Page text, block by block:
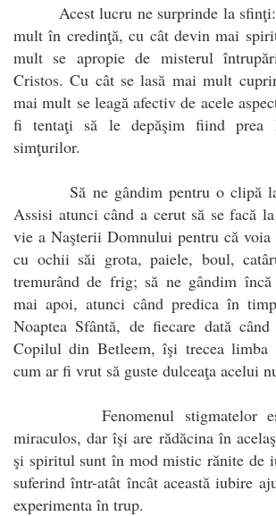
Acest lucru ne surprinde la sfinţi:
mult în credinţă, cu cât devin mai
mult se apropie de misterul
Cristos. Cu cât se lasă mai mult
mai mult se leagă afectiv de acele
fi tentaţi să le depăşim fiind prea
simţurilor.
Să ne gândim pentru o clipă la
Assisi atunci când a cerut să se facă
vie a Naşterii Domnului pentru că voia
cu ochii săi grota, paiele, boul,
tremurând de frig; să ne gândim
mai apoi, atunci când predica în
Noaptea Sfântă, de fiecare dată când
Copilul din Betleem, îşi trecea limba
cum ar fi vrut să guste dulceaţa acelui
Fenomenul stigmatelor
miraculos, dar îşi are rădăcina în
şi spiritul sunt în mod mistic rănite de
suferind într-atât încât această iubire
experimenta în trup.